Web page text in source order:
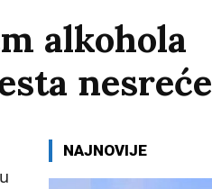
alkohola
nesreće
NAJNOVIJE